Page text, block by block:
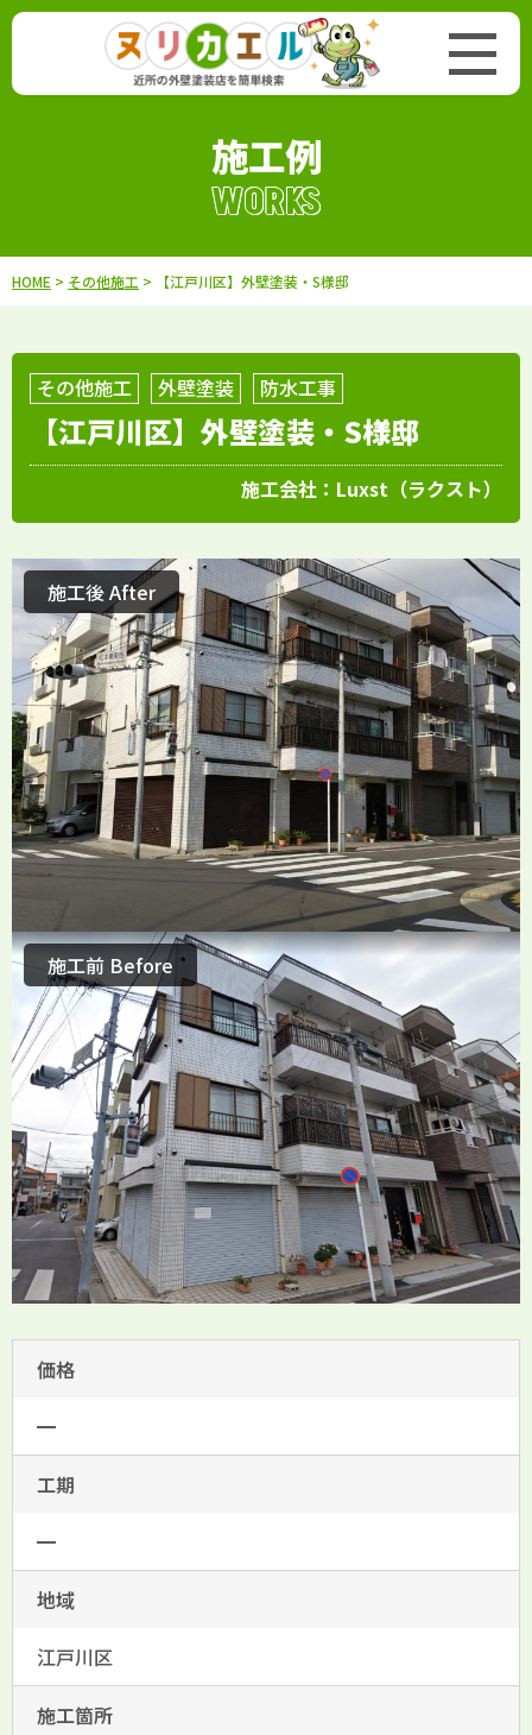
施工例
WORKS
HOME > その他施工 > 【江戸川区】外壁塗装・S様邸
その他施工 外壁塗装 防水工事
【江戸川区】外壁塗装・S様邸
施工会社： Luxst（ラクスト）
施工前 Before
施工後 After
価格
━
工期
━
地域
江戸川区
施工箇所